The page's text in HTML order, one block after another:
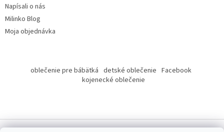
Napísali o nás
Milinko Blog
Moja objednávka
oblečenie pre bábätká detské oblečenie Facebook
kojenecké oblečenie